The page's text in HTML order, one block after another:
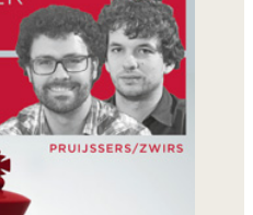
Eröffnungen
Impressum
AGB
Datenschutz
über
uns
FAQ